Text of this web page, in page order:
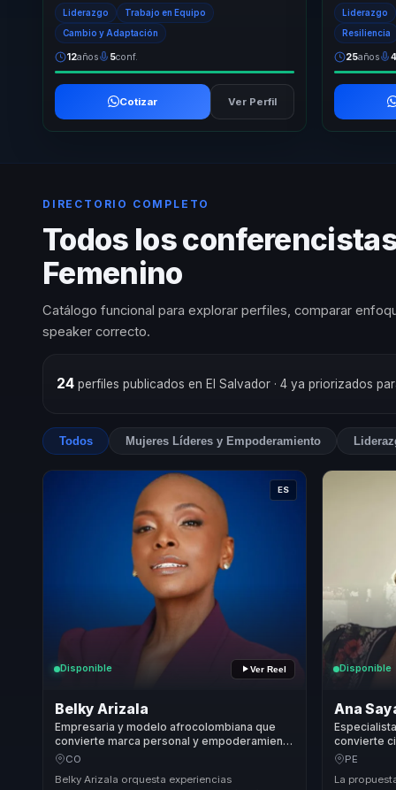
empoderamiento y capacidad de avanzar paso
a paso ha...
Liderazgo Trabajo en Equipo
Cambio y Adaptación
12años 5conf.
Cotizar Ver Perfil
cultura,
Liderazgo
Resiliencia
25años
DIRECTORIO COMPLETO
Todos los
Femenino
Catálogo funcional para explorar perfiles, comparar
speaker correcto.
24perfiles publicados en El Salvador · 4 ya priorizados
Todos Mujeres Líderes y Empoderamiento
ES
Disponible Ver Reel
Belky Arizala
Empresaria y modelo afrocolombiana que
convierte marca personal y empoderamiento
femenino en visibilidad, confianza y acción
CO
Belky Arizala orquesta experiencias
Disponible
Ana
convierte
voz,
PE
La